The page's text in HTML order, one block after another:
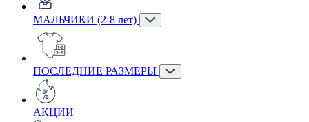
МАЛЬЧИКИ (2-8 лет)
ПОСЛЕДНИЕ РАЗМЕРЫ
АКЦИИ